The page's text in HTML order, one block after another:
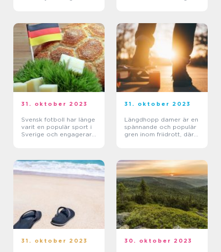
31. oktober 2023
Svensk fotboll har länge
varit en populär sport i
Sverige och engagerar
31. oktober 2023
Längdhopp damer är en
spännande och populär
gren inom friidrott, där
punkt
31. oktober 2023 30. oktober 2023